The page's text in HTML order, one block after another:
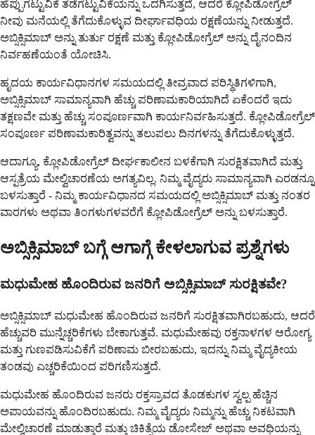
ಹೆಪ್ಪುಗಟ್ಟುವಿಕೆ ತಡೆಗಟ್ಟುವಿಕೆಯನ್ನು ಒದಗಿಸುತ್ತದೆ, ಆದರೆ ಕ್ಲೋಪಿಡೋಗ್ರೆಲ್
ನೀವು ಮನೆಯಲ್ಲಿ ತೆಗೆದುಕೊಳ್ಳುವ ದೀರ್ಘಾವಧಿಯ ರಕ್ಷಣೆಯನ್ನು ನೀಡುತ್ತದೆ.
ಅಬ್ಸಿಕ್ಸಿಮಾಬ್ ಅನ್ನು ತುರ್ತು ರಕ್ಷಣೆ ಮತ್ತು ಕ್ಲೋಪಿಡೋಗ್ರೆಲ್ ಅನ್ನು ದೈನಂದಿನ
ನಿರ್ವಹಣೆಯಂತೆ ಯೋಚಿಸಿ.
ಹೃದಯ ಕಾರ್ಯವಿಧಾನಗಳ ಸಮಯದಲ್ಲಿ ತೀವ್ರವಾದ ಪರಿಸ್ಥಿತಿಗಳಿಗಾಗಿ,
ಅಬ್ಸಿಕ್ಸಿಮಾಬ್ ಸಾಮಾನ್ಯವಾಗಿ ಹೆಚ್ಚು ಪರಿಣಾಮಕಾರಿಯಾಗಿದೆ ಏಕೆಂದರೆ ಇದು
ತಕ್ಷಣವೇ ಮತ್ತು ಹೆಚ್ಚು ಸಂಪೂರ್ಣವಾಗಿ ಕಾರ್ಯನಿರ್ವಹಿಸುತ್ತದೆ. ಕ್ಲೋಪಿಡೋಗ್ರೆಲ್
ಸಂಪೂರ್ಣ ಪರಿಣಾಮಕಾರಿತ್ವವನ್ನು ತಲುಪಲು ದಿನಗಳನ್ನು ತೆಗೆದುಕೊಳ್ಳುತ್ತದೆ.
ಆದಾಗ್ಯೂ, ಕ್ಲೋಪಿಡೋಗ್ರೆಲ್ ದೀರ್ಘಕಾಲೀನ ಬಳಕೆಗಾಗಿ ಸುರಕ್ಷಿತವಾಗಿದೆ ಮತ್ತು
ಆಸ್ಪತ್ರೆಯ ಮೇಲ್ವಿಚಾರಣೆಯ ಅಗತ್ಯವಿಲ್ಲ. ನಿಮ್ಮ ವೈದ್ಯರು ಸಾಮಾನ್ಯವಾಗಿ ಎರಡನ್ನೂ
ಬಳಸುತ್ತಾರೆ - ನಿಮ್ಮ ಕಾರ್ಯವಿಧಾನದ ಸಮಯದಲ್ಲಿ ಅಬ್ಸಿಕ್ಸಿಮಾಬ್ ಮತ್ತು ನಂತರ
ವಾರಗಳು ಅಥವಾ ತಿಂಗಳುಗಳವರೆಗೆ ಕ್ಲೋಪಿಡೋಗ್ರೆಲ್ ಅನ್ನು ಬಳಸುತ್ತಾರೆ.
ಅಬ್ಸಿಕ್ಸಿಮಾಬ್ ಬಗ್ಗೆ ಆಗಾಗ್ಗೆ ಕೇಳಲಾಗುವ ಪ್ರಶ್ನೆಗಳು
ಮಧುಮೇಹ ಹೊಂದಿರುವ ಜನರಿಗೆ ಅಬ್ಸಿಕ್ಸಿಮಾಬ್ ಸುರಕ್ಷಿತವೇ?
ಅಬ್ಸಿಕ್ಸಿಮಾಬ್ ಮಧುಮೇಹ ಹೊಂದಿರುವ ಜನರಿಗೆ ಸುರಕ್ಷಿತವಾಗಿರಬಹುದು, ಆದರೆ
ಹೆಚ್ಚುವರಿ ಮುನ್ನೆಚ್ಚರಿಕೆಗಳು ಬೇಕಾಗುತ್ತವೆ. ಮಧುಮೇಹವು ರಕ್ತನಾಳಗಳ ಆರೋಗ್ಯ
ಮತ್ತು ಗುಣಪಡಿಸುವಿಕೆಗೆ ಪರಿಣಾಮ ಬೀರಬಹುದು, ಇದನ್ನು ನಿಮ್ಮ ವೈದ್ಯಕೀಯ
ತಂಡವು ಎಚ್ಚರಿಕೆಯಿಂದ ಪರಿಗಣಿಸುತ್ತದೆ.
ಮಧುಮೇಹ ಹೊಂದಿರುವ ಜನರು ರಕ್ತಸ್ರಾವದ ತೊಡಕುಗಳ ಸ್ವಲ್ಪ ಹೆಚ್ಚಿನ
ಅಪಾಯವನ್ನು ಹೊಂದಿರಬಹುದು. ನಿಮ್ಮ ವೈದ್ಯರು ನಿಮ್ಮನ್ನು ಹೆಚ್ಚು ನಿಕಟವಾಗಿ
ಮೇಲ್ವಿಚಾರಣೆ ಮಾಡುತ್ತಾರೆ ಮತ್ತು ಚಿಕಿತ್ಸೆಯ ಡೋಸೇಜ್ ಅಥವಾ ಅವಧಿಯನ್ನು